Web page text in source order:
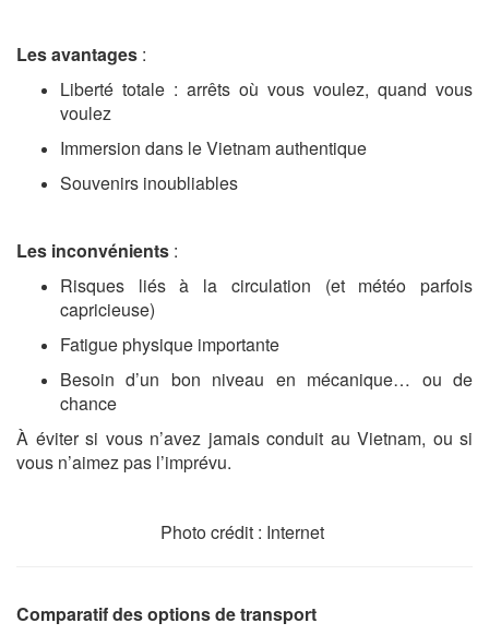
Les avantages :
Liberté totale : arrêts où vous voulez, quand vous
voulez
Immersion dans le Vietnam authentique
Souvenirs inoubliables
Les inconvénients :
Risques liés à la circulation (et météo parfois
capricieuse)
Fatigue physique importante
Besoin d’un bon niveau en mécanique… ou de
chance
À éviter si vous n’avez jamais conduit au Vietnam, ou si
vous n’aimez pas l’imprévu.
Photo crédit : Internet
Comparatif des options de transport